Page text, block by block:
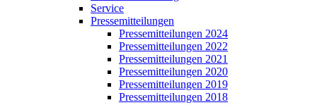
Service
Pressemitteilungen
Pressemitteilungen 2024
Pressemitteilungen 2022
Pressemitteilungen 2021
Pressemitteilungen 2020
Pressemitteilungen 2019
Pressemitteilungen 2018